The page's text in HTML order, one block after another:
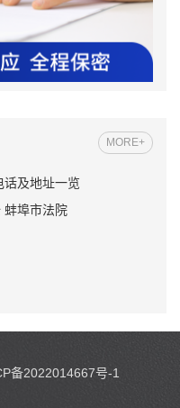
MORE+
话及地址一览
蚌埠市法院
备2022014667号-1